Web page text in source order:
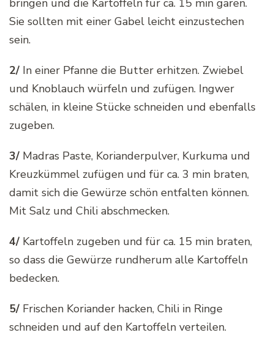
bringen und die Kartoffeln für ca. 15 min garen.
Sie sollten mit einer Gabel leicht einzustechen
sein.
2/ In einer Pfanne die Butter erhitzen. Zwiebel
und Knoblauch würfeln und zufügen. Ingwer
schälen, in kleine Stücke schneiden und ebenfalls
zugeben.
3/ Madras Paste, Korianderpulver, Kurkuma und
Kreuzkümmel zufügen und für ca. 3 min braten,
damit sich die Gewürze schön entfalten können.
Mit Salz und Chili abschmecken.
4/ Kartoffeln zugeben und für ca. 15 min braten,
so dass die Gewürze rundherum alle Kartoffeln
bedecken.
5/ Frischen Koriander hacken, Chili in Ringe
schneiden und auf den Kartoffeln verteilen.